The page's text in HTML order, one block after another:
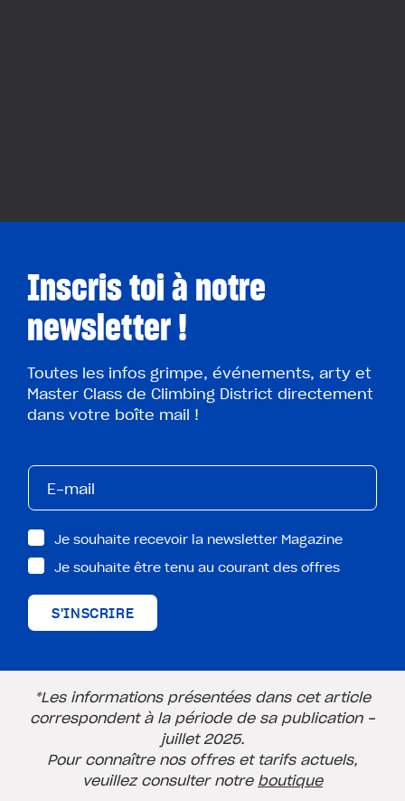
Inscris toi à notre
newsletter !
Toutes les infos grimpe, événements, arty et
Master Class de Climbing District directement
dans votre boîte mail !
Je souhaite recevoir la newsletter Magazine
Je souhaite être tenu au courant des offres
S'INSCRIRE
*Les informations présentées dans cet article
correspondent à la période de sa publication -
juillet 2025.
Pour connaître nos offres et tarifs actuels,
veuillez consulter notre boutique